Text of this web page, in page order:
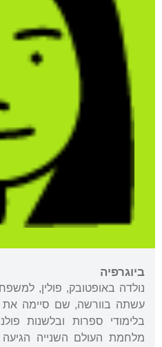
ביוגרפיה
נולדה באופטובק, פולין,
עשתה בוורשה, שם סיימה את
בלימודי ספרות ובלשנות
מלחמת העולם השנייה